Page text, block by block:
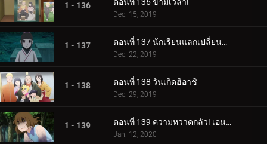
1 - 136
Dec. 15, 2019
1 - 137 ตอนที่ 137 นักเรียนแลกเปลี่ยนซามูไร
Dec. 22, 2019
1 - 138 ตอนที่ 138 วันเกิดฮิอาชิ
Dec. 29, 2019
1 - 139 ตอนที่ 139 ความหวาดกลัว! เอนโกะ โอนิคุมะ!
Jan. 12, 2020